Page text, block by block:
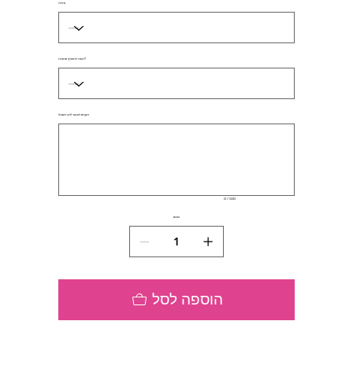
מידה
רוצה להוסיף תרומה?
הערות למוצר (לא חובה)
0 / 500
כמות
הוספה לסל